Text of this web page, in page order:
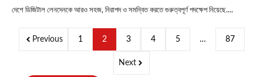
দেশে ডিজিটাল লেনদেনকে আরও সহজ, নিরাপদ ও সমন্বিত করতে গুরুত্বপূর্ণ পদক্ষেপ নিয়েছে....
Previous 1 2 3 4 5 … 87
Next